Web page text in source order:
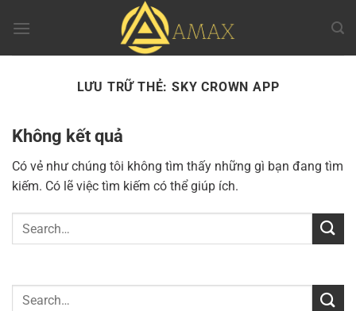
đến
LƯU TRỮ THẺ: SKY CROWN APP
Không kết quả
Có vẻ như chúng tôi không tìm thấy những gì bạn đang tìm
kiếm. Có lẽ việc tìm kiếm có thể giúp ích.